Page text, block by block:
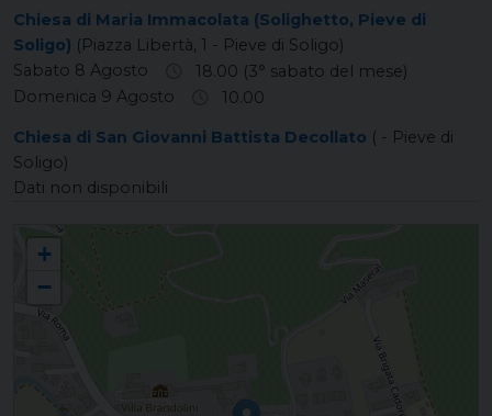
Chiesa di Maria Immacolata (Solighetto, Pieve di
Soligo) (Piazza Libertà, 1 - Pieve di Soligo)
Sabato 8 Agosto
18.00 (3° sabato del mese)
Domenica 9 Agosto
10.00
Chiesa di San Giovanni Battista Decollato ( - Pieve di
Soligo)
Dati non disponibili
SOLIGHETTO Maria Immacolata
+
−